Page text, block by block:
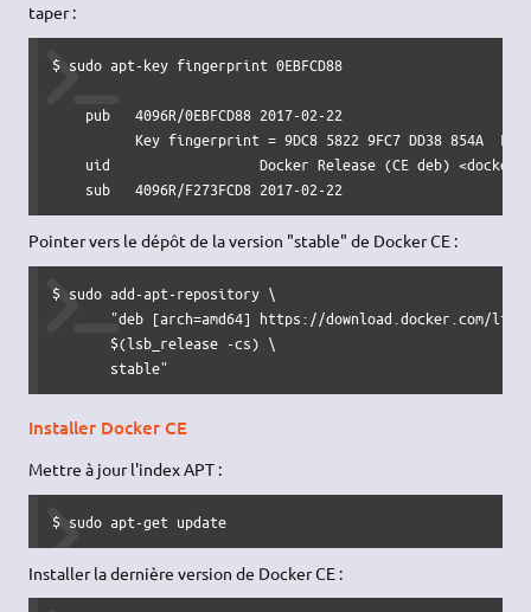
taper :
$ sudo apt-key fingerprint 0EBFCD88
    pub   4096R/0EBFCD88 2017-02-22
Key fingerprint = 9DC8 5822 9FC7 DD38 854A
uid                  Docker Release (CE deb)
    sub   4096R/F273FCD8 2017-02-22
Pointer vers le dépôt de la version "stable" de Docker CE :
$ sudo add-apt-repository \
"deb [arch=amd64] https://download.docker.com/
       $(lsb_release -cs) \
       stable"
Installer Docker CE
Mettre à jour l'index APT :
$ sudo apt-get update
Installer la dernière version de Docker CE :